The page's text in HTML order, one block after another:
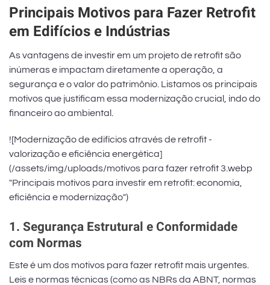
Principais Motivos para Fazer Retrofit
em Edifícios e Indústrias
As vantagens de investir em um projeto de retrofit são
inúmeras e impactam diretamente a operação, a
segurança e o valor do patrimônio. Listamos os principais
motivos que justificam essa modernização crucial, indo do
financeiro ao ambiental.
![Modernização de edifícios através de retrofit -
valorização e eficiência energética]
(/assets/img/uploads/motivos para fazer retrofit 3.webp
"Principais motivos para investir em retrofit: economia,
eficiência e modernização")
1. Segurança Estrutural e Conformidade
com Normas
Este é um dos motivos para fazer retrofit mais urgentes.
Leis e normas técnicas (como as NBRs da ABNT, normas